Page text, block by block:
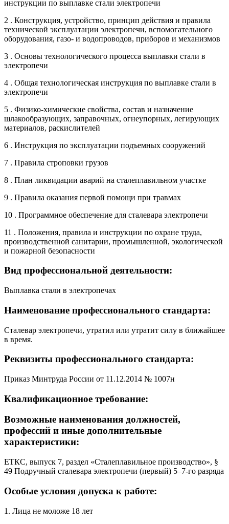
инструкции по выплавке стали электропечи
2 . Конструкция, устройство, принцип действия и правила
технической эксплуатации электропечи, вспомогательного
оборудования, газо- и водопроводов, приборов и механизмов
3 . Основы технологического процесса выплавки стали в
электропечи
4 . Общая технологическая инструкция по выплавке стали в
электропечи
5 . Физико-химические свойства, состав и назначение
шлакообразующих, заправочных, огнеупорных, легирующих
материалов, раскислителей
6 . Инструкция по эксплуатации подъемных сооружений
7 . Правила строповки грузов
8 . План ликвидации аварий на сталеплавильном участке
9 . Правила оказания первой помощи при травмах
10 . Программное обеспечение для сталевара электропечи
11 . Положения, правила и инструкции по охране труда,
производственной санитарии, промышленной, экологической
и пожарной безопасности
Вид профессиональной деятельности:
Выплавка стали в электропечах
Наименование профессионального стандарта:
Сталевар электропечи, утратил или утратит силу в ближайшее
в время.
Реквизиты профессионального стандарта:
Приказ Минтруда России от 11.12.2014 № 1007н
Квалификационное требование:
Возможные наименования должностей,
профессий и иные дополнительные
характеристики:
ЕТКС, выпуск 7, раздел «Сталеплавильное производство», §
49 Подручный сталевара электропечи (первый) 5–7-го разряда
Особые условия допуска к работе:
1. Лица не моложе 18 лет